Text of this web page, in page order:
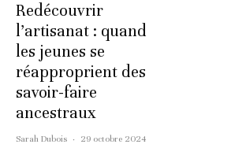
Redécouvrir
l’artisanat : quand
les jeunes se
réapproprient des
savoir-faire
ancestraux
Sarah Dubois · 29 octobre 2024